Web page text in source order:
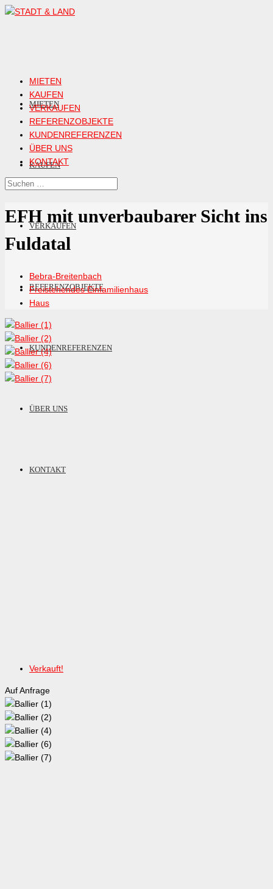
MIETEN
KAUFEN
VERKAUFEN
REFERENZOBJEKTE
KUNDENREFERENZEN
ÜBER UNS
KONTAKT
MIETEN
KAUFEN
VERKAUFEN
REFERENZOBJEKTE
KUNDENREFERENZEN
ÜBER UNS
KONTAKT
EFH mit unverbaubarer Sicht ins
Fuldatal
Bebra-Breitenbach
Freistehendes Einfamilienhaus
Haus
Verkauft!
Auf Anfrage